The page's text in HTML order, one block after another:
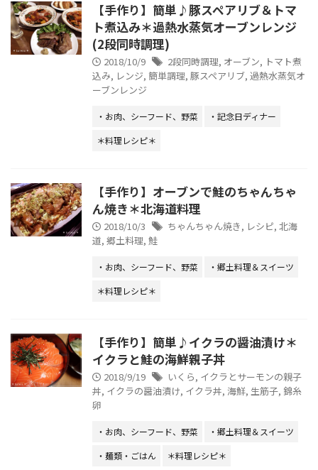
【手作り】簡単♪豚スペアリブ＆トマ
ト煮込み＊過熱水蒸気オーブンレンジ
(2段同時調理)
2018/10/9 2段同時調理, オーブン, トマト煮
込み, レンジ, 簡単調理, 豚スペアリブ, 過熱水蒸気オ
ーブンレンジ
・お肉、シーフード、野菜
・記念日ディナー
＊料理レシピ＊
【手作り】オーブンで鮭のちゃんちゃ
ん焼き＊北海道料理
2018/10/3 ちゃんちゃん焼き, レシピ, 北海
道, 郷土料理, 鮭
・お肉、シーフード、野菜
・郷土料理＆スイーツ
＊料理レシピ＊
【手作り】簡単♪イクラの醤油漬け＊
イクラと鮭の海鮮親子丼
2018/9/19 いくら, イクラとサーモンの親子
丼, イクラの醤油漬け, イクラ丼, 海鮮, 生筋子, 錦糸
卵
・お肉、シーフード、野菜
・郷土料理＆スイーツ
・麺類・ごはん
＊料理レシピ＊